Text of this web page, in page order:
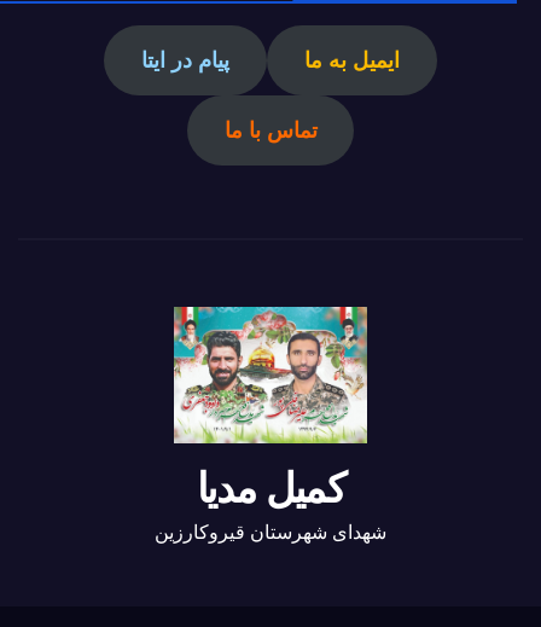
ایمیل به ما پیام در ایتا
تماس با ما
کمیل مدیا
شهدای شهرستان قیروکارزین